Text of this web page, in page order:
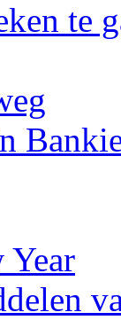
te
Year